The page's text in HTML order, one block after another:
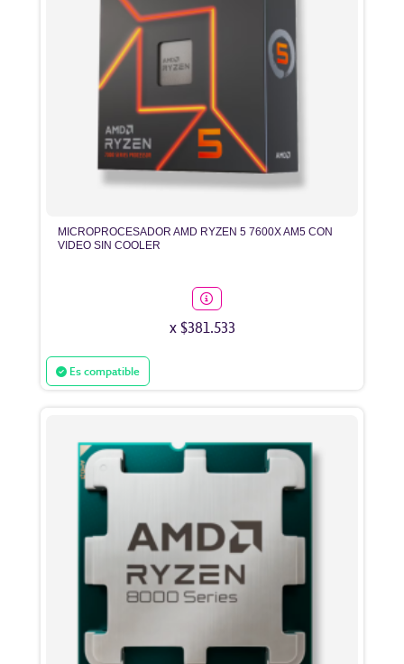
MICROPROCESADOR AMD RYZEN 5 7600X AM5 CON
VIDEO SIN COOLER
x $381.533
Es compatible